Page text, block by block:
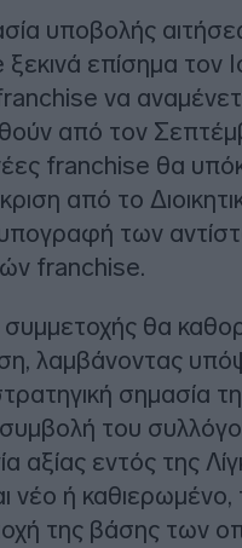
υποβολής
επίσημα τον
να
από τον
franchise θα
από το
των
franchise.
θα
λαμβάνοντας
σημασία
συμβολή του
αξίας εντός της
νέο ή καθιερωμένο,
της βάσης των